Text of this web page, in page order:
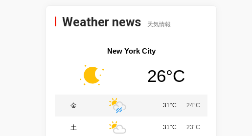
Weather news 天気情報
New York City
26°C
金 31°C 24°C
土 31°C 23°C